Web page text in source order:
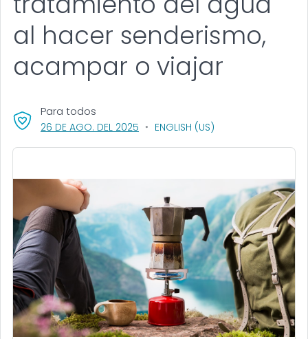
al hacer senderismo,
acampar o viajar
26 DE AGO. DEL 2025 , VISIT LINK FOR DETAILS.
ENGLISH (US)
Para todos